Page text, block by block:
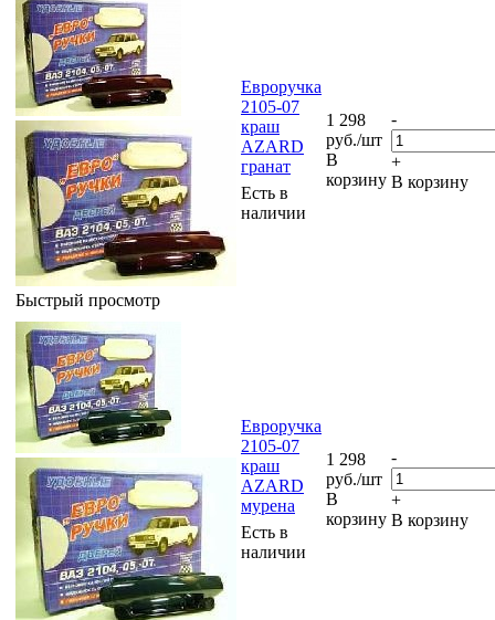
Быстрый просмотр
Евроручка
2105-07
краш
AZARD
гранат
Есть в
наличии
1 298
руб./шт
В
корзину
-
+
В корзину
Евроручка
2105-07
краш
AZARD
мурена
Есть в
наличии
1 298
руб./шт
В
корзину
-
+
В корзину